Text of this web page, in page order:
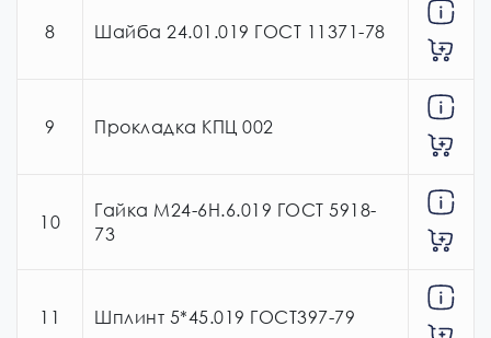
8 Шайба 24.01.019 ГОСТ 11371-78
9 Прокладка КПЦ 002
10
Гайка М24-6Н.6.019 ГОСТ 5918-
73
11 Шплинт 5*45.019 ГОСТ397-79